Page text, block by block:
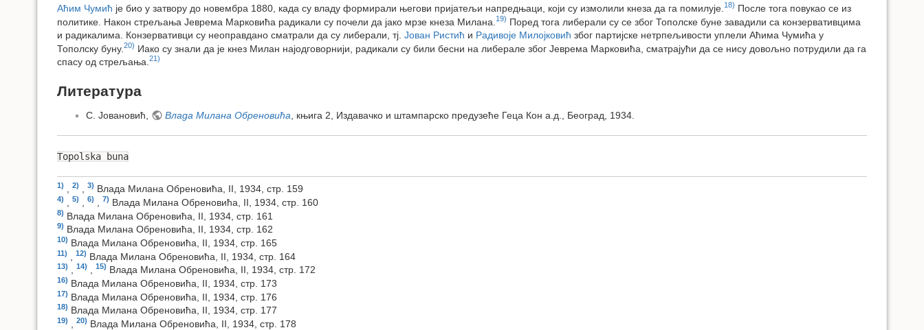
Аћим Чумић је био у затвору до новембра 1880, када су владу формирали његови пријатељи напредњаци, који су измолили кнеза да га помилује. 18) После тога повукао се из
политике. Након стрељања Јеврема Марковића радикали су почели да јако мрзе кнеза Милана. 19) Поред тога либерали су се због Тополске буне завадили са конзервативцима
и радикалима. Конзервативци су неоправдано сматрали да су либерали, тј. Јован Ристић и Радивоје Милојковић због партијске нетрпељивости уплели Аћима Чумића у
Тополску буну. 20) Иако су знали да је кнез Милан најодговорнији, радикали су били бесни на либерале због Јеврема Марковића, сматрајући да се нису довољно потрудили да га
спасу од стрељања. 21)
Литература
С. Јовановић, Влада Милана Обреновића , књига 2, Издавачко и штампарско предузеће Геца Кон а.д., Београд, 1934.
Topolska buna
1) 2) 3) Влада Милана Обреновића, II, 1934, стр. 159
4) 5) 6) 7) Влада Милана Обреновића, II, 1934, стр. 160
8) Влада Милана Обреновића, II, 1934, стр. 161
9) Влада Милана Обреновића, II, 1934, стр. 162
10) Влада Милана Обреновића, II, 1934, стр. 165
11) 12) Влада Милана Обреновића, II, 1934, стр. 164
13) 14) 15) Влада Милана Обреновића, II, 1934, стр. 172
16) Влада Милана Обреновића, II, 1934, стр. 173
17) Влада Милана Обреновића, II, 1934, стр. 176
18) Влада Милана Обреновића, II, 1934, стр. 177
19) 20) Влада Милана Обреновића, II, 1934, стр. 178